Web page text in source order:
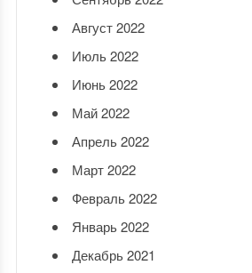
Август 2022
Июль 2022
Июнь 2022
Май 2022
Апрель 2022
Март 2022
Февраль 2022
Январь 2022
Декабрь 2021